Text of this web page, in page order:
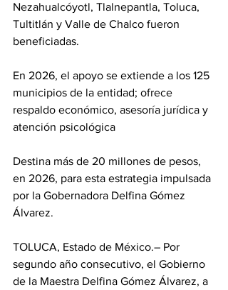
Nezahualcóyotl, Tlalnepantla, Toluca,
Tultitlán y Valle de Chalco fueron
beneficiadas.
En 2026, el apoyo se extiende a los 125
municipios de la entidad; ofrece
respaldo económico, asesoría jurídica y
atención psicológica
Destina más de 20 millones de pesos,
en 2026, para esta estrategia impulsada
por la Gobernadora Delfina Gómez
Álvarez.
TOLUCA, Estado de México.– Por
segundo año consecutivo, el Gobierno
de la Maestra Delfina Gómez Álvarez, a